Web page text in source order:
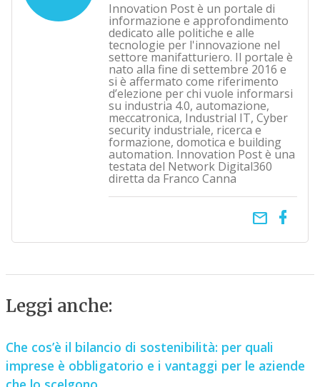
Innovation Post è un portale di
informazione e approfondimento
dedicato alle politiche e alle
tecnologie per l'innovazione nel
settore manifatturiero. Il portale è
nato alla fine di settembre 2016 e
si è affermato come riferimento
d’elezione per chi vuole informarsi
su industria 4.0, automazione,
meccatronica, Industrial IT, Cyber
security industriale, ricerca e
formazione, domotica e building
automation. Innovation Post è una
testata del Network Digital360
diretta da Franco Canna
email
Leggi anche:
Che cos’è il bilancio di sostenibilità: per quali
imprese è obbligatorio e i vantaggi per le aziende